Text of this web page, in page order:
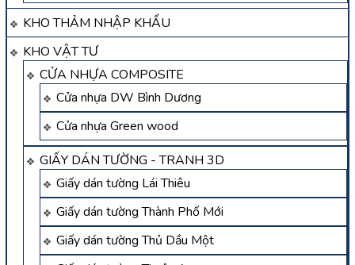
KHO THẢM NHẬP KHẨU
KHO VẬT TƯ
CỬA NHỰA COMPOSITE
Cửa nhựa DW Bình Dương
Cửa nhựa Green wood
GIẤY DÁN TƯỜNG - TRANH 3D
Giấy dán tường Lái Thiêu
Giấy dán tường Thành Phố Mới
Giấy dán tường Thủ Dầu Một